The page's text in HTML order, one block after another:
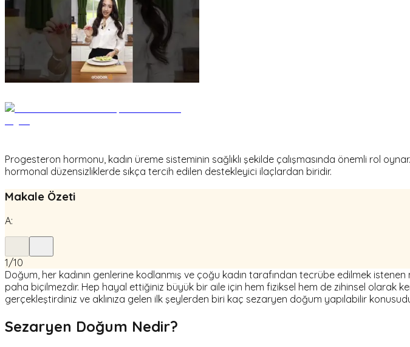
Progesteron hormonu, kadın üreme sisteminin sağlıklı şekilde çalışmasında önemli rol
hormonal düzensizliklerde sıkça tercih edilen destekleyici ilaçlardan biridir.
Makale Özeti
A:
1/10
Doğum, her kadının genlerine kodlanmış ve çoğu kadın tarafından tecrübe edilmek
paha biçilmezdir. Hep hayal ettiğiniz büyük bir aile için hem fiziksel hem de zihinsel olarak
gerçekleştirdiniz ve aklınıza gelen ilk şeylerden biri kaç sezaryen doğum yapılabilir
Sezaryen Doğum Nedir?